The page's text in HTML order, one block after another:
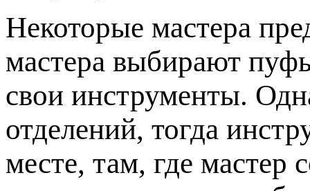
Некоторые мастера
мастера выбирают
свои инструменты.
отделений, тогда
месте, там, где